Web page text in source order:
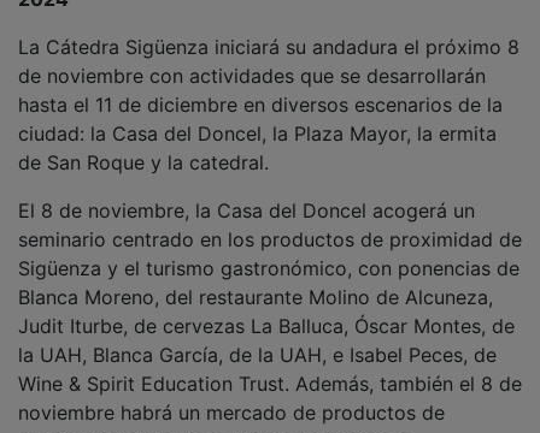
La Cátedra Sigüenza iniciará su andadura el próximo 8
de noviembre con actividades que se desarrollarán
hasta el 11 de diciembre en diversos escenarios de la
ciudad: la Casa del Doncel, la Plaza Mayor, la ermita
de San Roque y la catedral.
El 8 de noviembre, la Casa del Doncel acogerá un
seminario centrado en los productos de proximidad de
Sigüenza y el turismo gastronómico, con ponencias de
Blanca Moreno, del restaurante Molino de Alcuneza,
Judit Iturbe, de cervezas La Balluca, Óscar Montes, de
la UAH, Blanca García, de la UAH, e Isabel Peces, de
Wine & Spirit Education Trust. Además, también el 8 de
noviembre habrá un mercado de productos de
proximidad en la Plaza Mayor de Sigüenza.